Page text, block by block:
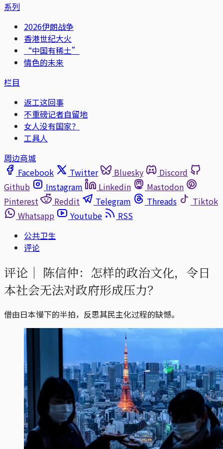
系列
2026伊朗战争
香港世纪大火
“中国有稀土”
情色的未来
栏目
返工这回事
不重磅记者自留地
女人没有国家？
工具人
周边商城
Facebook
Twitter Bluesky
Discord
Github
Instagram Linkedin
Mastodon
Pinterest
Reddit Telegram Threads
Tiktok
Whatsapp
Youtube
RSS
公共卫生
评论
评论｜ 陈信仲：怎样的政治文化，令日
本社会无法对政府形成压力？
借由日本慢下的半拍，反思其民主化过程的缺憾。